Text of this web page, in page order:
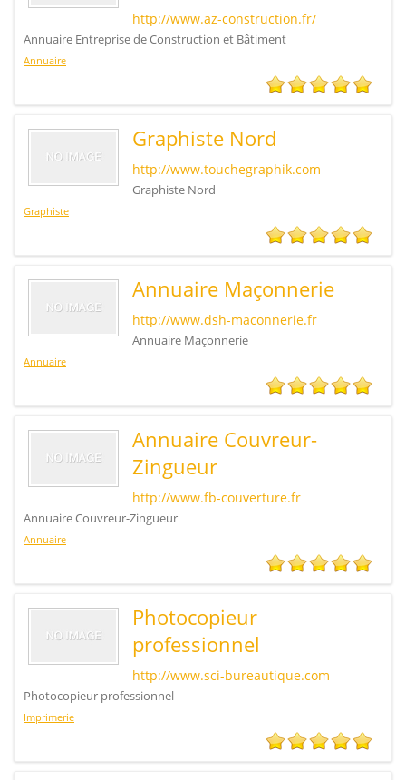
http://www.az-construction.fr/
Annuaire Entreprise de Construction et Bâtiment
Annuaire
Graphiste Nord
http://www.touchegraphik.com
Graphiste Nord
Graphiste
Annuaire Maçonnerie
http://www.dsh-maconnerie.fr
Annuaire Maçonnerie
Annuaire
Annuaire Couvreur-
Zingueur
http://www.fb-couverture.fr
Annuaire Couvreur-Zingueur
Annuaire
Photocopieur
professionnel
http://www.sci-bureautique.com
Photocopieur professionnel
Imprimerie